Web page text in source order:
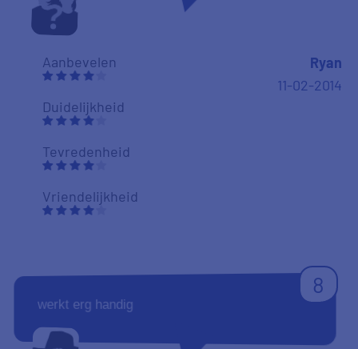
Aanbevelen
Duidelijkheid
Tevredenheid
Vriendelijkheid
Ryan
11-02-2014
8
werkt erg handig